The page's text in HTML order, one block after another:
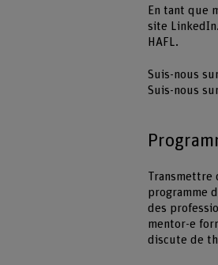
En tant que
site
HAFL.
Suis-nous
Suis-nous
programme
des
mentor-e
discute de